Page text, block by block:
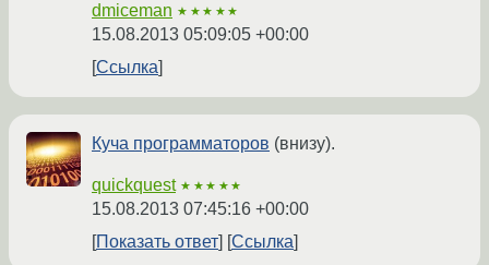
dmiceman ★★★★★
15.08.2013 05:09:05 +00:00
Ссылка
Куча программаторов (внизу).
quickquest ★★★★★
15.08.2013 07:45:16 +00:00
Показать ответ
Ссылка